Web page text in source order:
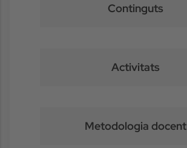
Continguts
Activitats
Metodologia docent